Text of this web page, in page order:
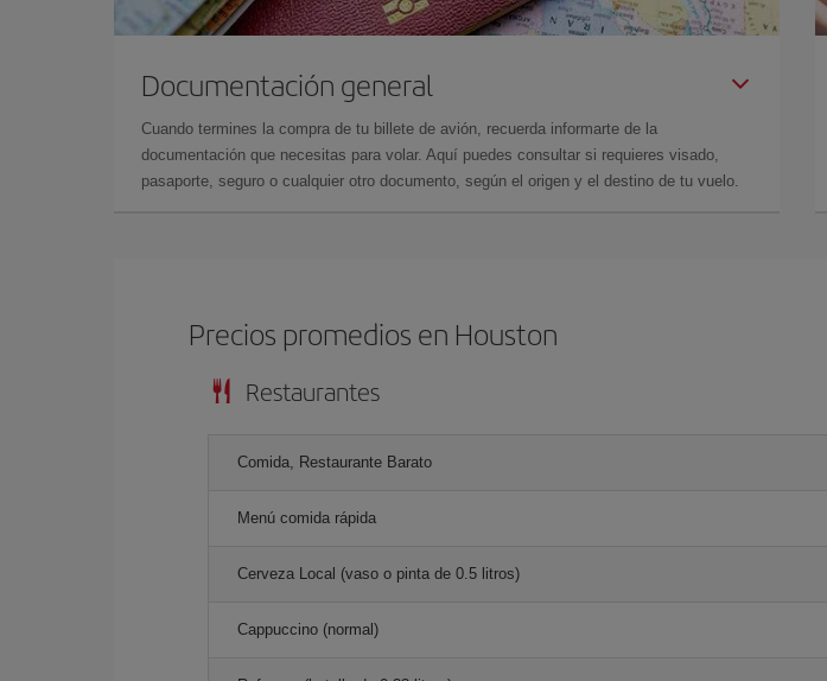
Documentación general
Cuando termines la compra de tu billete de avión, recuerda informarte de la
documentación que necesitas para volar. Aquí puedes consultar si requieres visado,
pasaporte, seguro o cualquier otro documento, según el origen y el destino de tu vuelo.
Precios promedios en Houston
Restaurantes
Comida, Restaurante Barato
Menú comida rápida
Cerveza Local (vaso o pinta de 0.5 litros)
Cappuccino (normal)